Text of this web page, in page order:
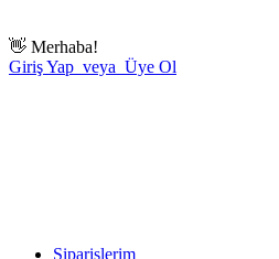
👋 Merhaba!
Giriş Yap veya Üye Ol
Siparişlerim